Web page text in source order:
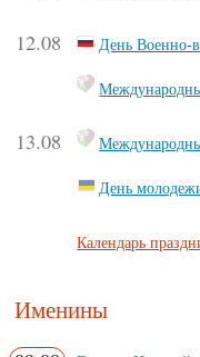
12.08 День Военно-
13.08
День
Календарь
Именины